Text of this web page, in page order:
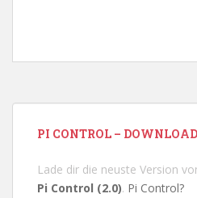
PI CONTROL – DOWNLOAD
Lade dir die neuste Version
Pi Control (2.0). Pi Control?